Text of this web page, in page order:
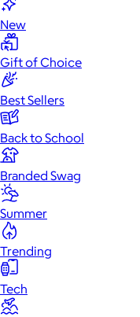
New
Gift of Choice
Best Sellers
Back to School
Branded Swag
Summer
Trending
Tech